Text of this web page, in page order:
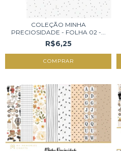
COLEÇÃO MINHA
PRECIOSIDADE - FOLHA 02 -...
R$6,25